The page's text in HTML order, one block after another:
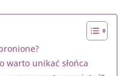
warto unikać słońca